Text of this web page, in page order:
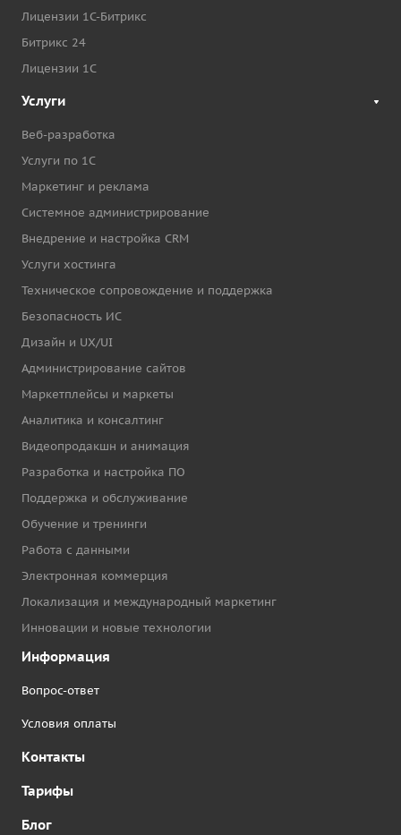
Лицензии 1С-Битрикс
Битрикс 24
Лицензии 1С
Услуги
Веб-разработка
Услуги по 1С
Маркетинг и реклама
Системное администрирование
Внедрение и настройка CRM
Услуги хостинга
Техническое сопровождение и поддержка
Безопасность ИС
Дизайн и UX/UI
Администрирование сайтов
Маркетплейсы и маркеты
Аналитика и консалтинг
Видеопродакшн и анимация
Разработка и настройка ПО
Поддержка и обслуживание
Обучение и тренинги
Работа с данными
Электронная коммерция
Локализация и международный маркетинг
Инновации и новые технологии
Информация
Вопрос-ответ
Условия оплаты
Контакты
Тарифы
Блог